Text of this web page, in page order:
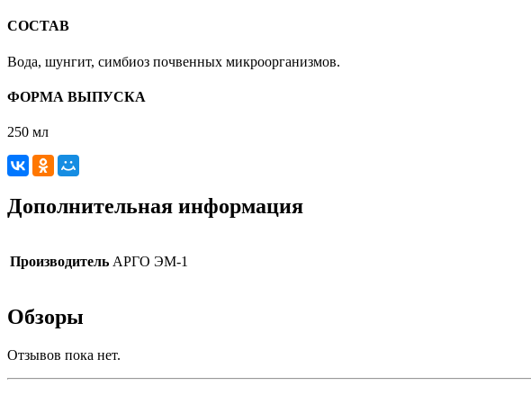
СОСТАВ
Вода, шунгит, симбиоз почвенных микроорганизмов.
ФОРМА ВЫПУСКА
250 мл
Дополнительная информация
Производитель АРГО ЭМ-1
Обзоры
Отзывов пока нет.